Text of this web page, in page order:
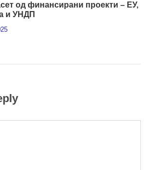
од финансирани проекти – ЕУ,
и УНДП